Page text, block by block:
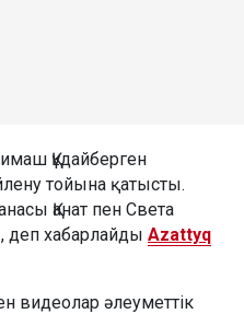
Құдайберген
тойына қатысты.
Қанат пен Света
деп хабарлайды Azattyq
видеолар әлеуметтік